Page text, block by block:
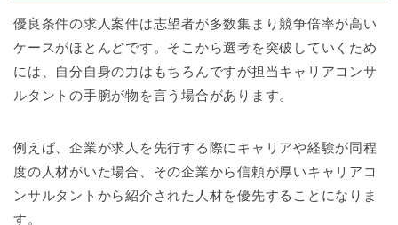
優良条件の求人案件は志望者が多数集まり競争倍率が高い
ケースがほとんどです。そこから選考を突破していくため
には、自分自身の力はもちろんですが担当キャリアコンサ
ルタントの手腕が物を言う場合があります。
例えば、企業が求人を先行する際にキャリアや経験が同程
度の人材がいた場合、その企業から信頼が厚いキャリアコ
ンサルタントから紹介された人材を優先することになりま
す。